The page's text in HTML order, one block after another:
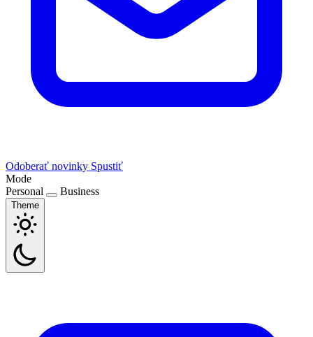
Odoberať novinky Spustiť
Mode
Personal
Business
Theme